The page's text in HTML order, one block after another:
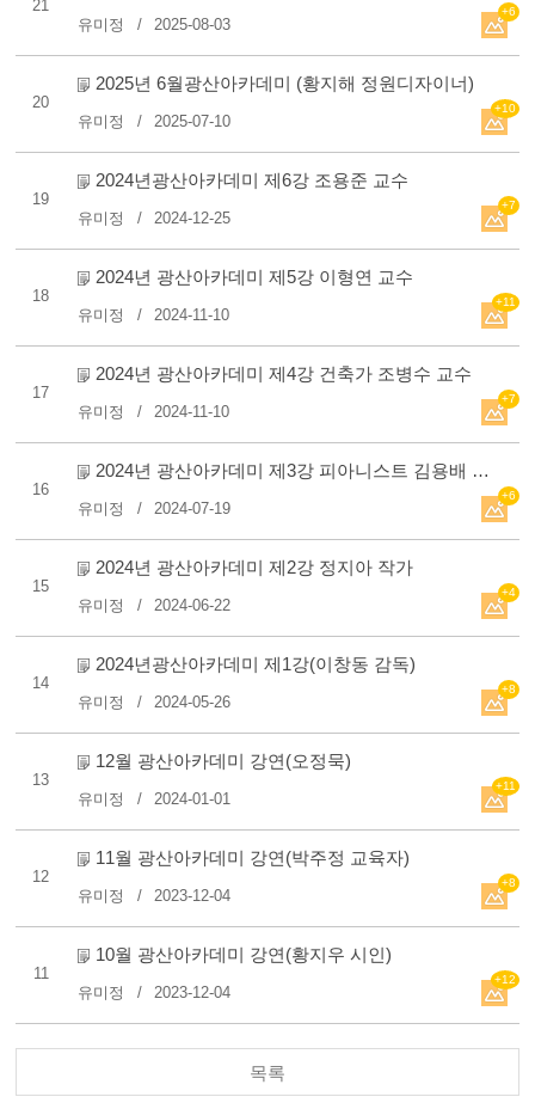
21 +6
유미정 2025-08-03
20
2025년 6월광산아카데미 (황지해 정원디자이너)
+10
유미정 2025-07-10
19
2024년광산아카데미 제6강 조용준 교수
+7
유미정 2024-12-25
18
2024년 광산아카데미 제5강 이형연 교수
+11
유미정 2024-11-10
17
2024년 광산아카데미 제4강 건축가 조병수 교수
+7
유미정 2024-11-10
16
2024년 광산아카데미 제3강 피아니스트 김용배 교수
+6
유미정 2024-07-19
15
2024년 광산아카데미 제2강 정지아 작가
+4
유미정 2024-06-22
14
2024년광산아카데미 제1강(이창동 감독)
+8
유미정 2024-05-26
13
12월 광산아카데미 강연(오정묵)
+11
유미정 2024-01-01
12
11월 광산아카데미 강연(박주정 교육자)
+8
유미정 2023-12-04
11
10월 광산아카데미 강연(황지우 시인)
+12
유미정 2023-12-04
목록